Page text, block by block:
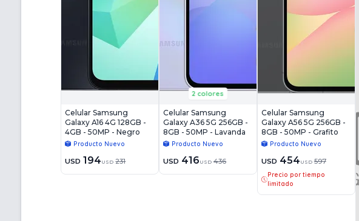
Celular Samsung
Galaxy A16 4G 128GB -
4GB - 50MP - Negro
Producto Nuevo
USD 194 USD 231
2 colores
Celular Samsung
Galaxy A36 5G 256GB -
8GB - 50MP - Lavanda
Producto Nuevo
USD 416 USD 436
Celular Samsung
Galaxy A56 5G 256GB -
8GB - 50MP - Grafito
Producto Nuevo
USD 454 USD 597
Precio por tiempo
limitado